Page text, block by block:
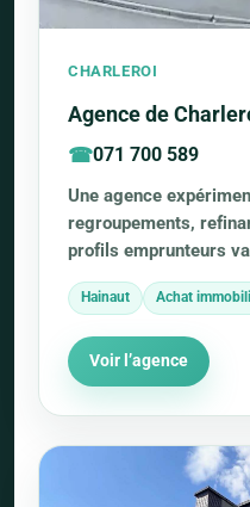
CHARLEROI
Agence de
071 700 589
Une agence
regroupements,
profils emprunteurs
Hainaut Achat
Voir l’agence